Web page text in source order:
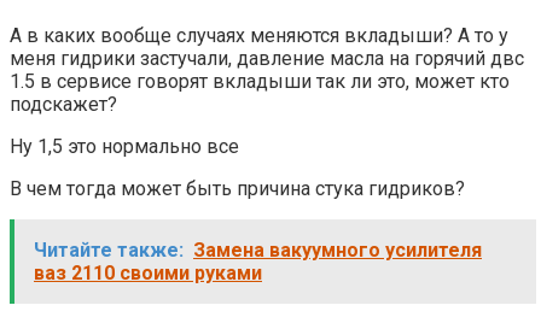
А в каких вообще случаях меняются вкладыши? А то у
меня гидрики застучали, давление масла на горячий двс
1.5 в сервисе говорят вкладыши так ли это, может кто
подскажет?
Ну 1,5 это нормально все
В чем тогда может быть причина стука гидриков?
Читайте также: Замена вакуумного усилителя
ваз 2110 своими руками